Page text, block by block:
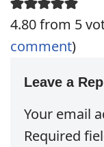
4.80 from 5
comment)
Leave a
Your email
Required